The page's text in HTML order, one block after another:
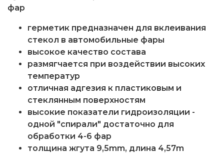
фар
герметик предназначен для вклеивания
стекол в автомобильные фары
высокое качество состава
размягчается при воздействии высоких
температур
отличная адгезия к пластиковым и
стеклянным поверхностям
высокие показатели гидроизоляции -
одной "спирали" достаточно для
обработки 4-6 фар
толщина жгута 9,5mm, длина 4,57m